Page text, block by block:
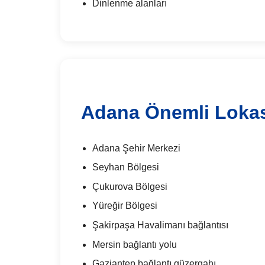
Dinlenme alanları
Adana Önemli
Adana Şehir Merkezi
Seyhan Bölgesi
Çukurova Bölgesi
Yüreğir Bölgesi
Şakirpaşa Havalimanı bağlantısı
Mersin bağlantı yolu